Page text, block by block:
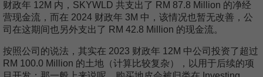
财政年 12M 内，SKYWLD 共支出了 RM 87.8 Million 的净经
营现金流，而在 2024 财政年 3M 中，该情况也暂无改善，公
司在这期间也另外支出了 RM 42.8 Million 的现金流。
按照公司的说法，其实在 2023 财政年 12M 中公司投资了超过
RM 100.0 Million 的土地（计算比较复杂），以用于后续的项